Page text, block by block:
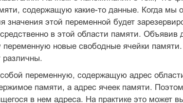
содержащую какие-то данные. Когда
значения этой переменной будет
в этой области памяти.
переменную новые свободные ячейки
различны.
собой переменную, содержащую адрес
памяти, а адрес ячеек памяти.
в нем адреса. На практике это может